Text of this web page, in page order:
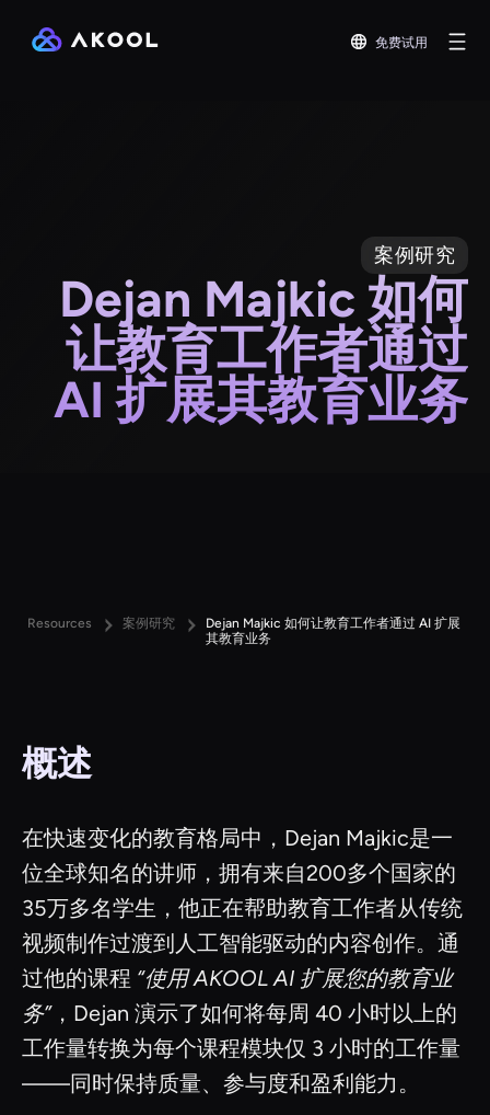
免费试用
案例研究
Dejan Majkic 如何
让教育工作者通过
AI 扩展其教育业务
Resources 案例研究
Dejan Majkic 如何让教育工作者通过 AI 扩展
其教育业务
概述
在快速变化的教育格局中，Dejan Majkic是一
位全球知名的讲师，拥有来自200多个国家的
35万多名学生，他正在帮助教育工作者从传统
视频制作过渡到人工智能驱动的内容创作。通
过他的课程 “使用 AKOOL AI 扩展您的教育业
务”，Dejan 演示了如何将每周 40 小时以上的
工作量转换为每个课程模块仅 3 小时的工作量
——同时保持质量、参与度和盈利能力。